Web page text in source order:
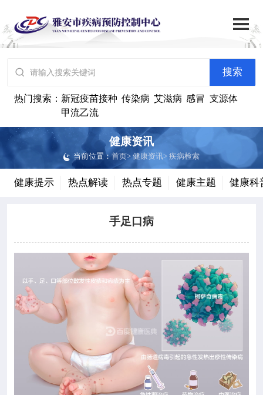
 搜索
热门搜索： 新冠疫苗接种 传染病 艾滋病 感冒 支源体
甲流乙流
健康资讯
当前位置：首页>健康资讯>疾病检索
健康提示 热点解读 热点专题 健康主题 健康科

中心概况 
党群建设 
工作动态 

疾控服务 

互动交流 
手足口病